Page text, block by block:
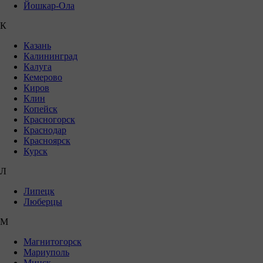
Йошкар-Ола
К
Казань
Калининград
Калуга
Кемерово
Киров
Клин
Копейск
Красногорск
Краснодар
Красноярск
Курск
Л
Липецк
Люберцы
М
Магнитогорск
Мариуполь